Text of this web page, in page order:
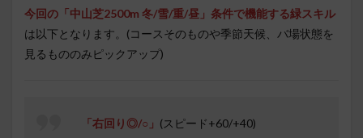
今回の「中山芝2500m 冬/雪/重/昼」条件で機能する緑スキル
は以下となります。(コースそのものや季節天候、バ場状態を
見るもののみピックアップ)
「右回り◎/○」 (スピード+60/+40)